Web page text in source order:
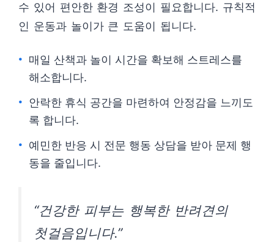
수 있어 편안한 환경 조성이 필요합니다. 규칙적
인 운동과 놀이가 큰 도움이 됩니다.
매일 산책과 놀이 시간을 확보해 스트레스를
해소합니다.
안락한 휴식 공간을 마련하여 안정감을 느끼도
록 합니다.
예민한 반응 시 전문 행동 상담을 받아 문제 행
동을 줄입니다.
“건강한 피부는 행복한 반려견의
첫걸음입니다.”